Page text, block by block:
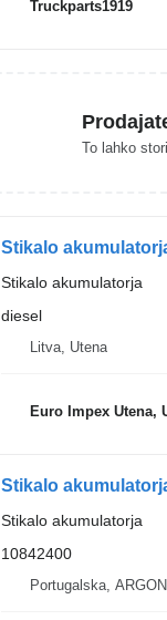
Truckparts1919
To lahko
Stikalo
Stikalo akumulatorja
diesel
Litva, Utena
Euro Impex Utena,
Stikalo
Stikalo akumulatorja
10842400
Portugalska,